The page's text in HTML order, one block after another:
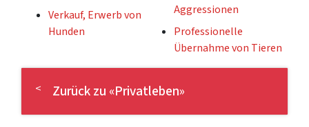
Verkauf, Erwerb von
Hunden
Aggressionen
Professionelle
Übernahme von Tieren
Zurück zu «Privatleben»